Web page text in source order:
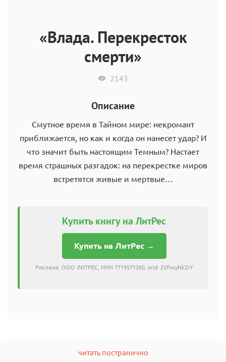
«Влада. Перекресток
смерти»
2143
Описание
Смутное время в Тайном мире: некромант
приближается, но как и когда он нанесет удар? И
что значит быть настоящим Темным? Настает
время страшных разгадок: на перекрестке миров
встретятся живые и мертвые…
Купить книгу на ЛитРес
Купить на ЛитРес →
Реклама. ООО ЛИТРЕС, ИНН 7719571260, erid: 2VfnxyNkZrY
читать постранично